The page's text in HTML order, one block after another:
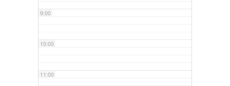
9:00
10:00
11:00